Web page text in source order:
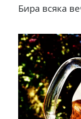
Бира всяка